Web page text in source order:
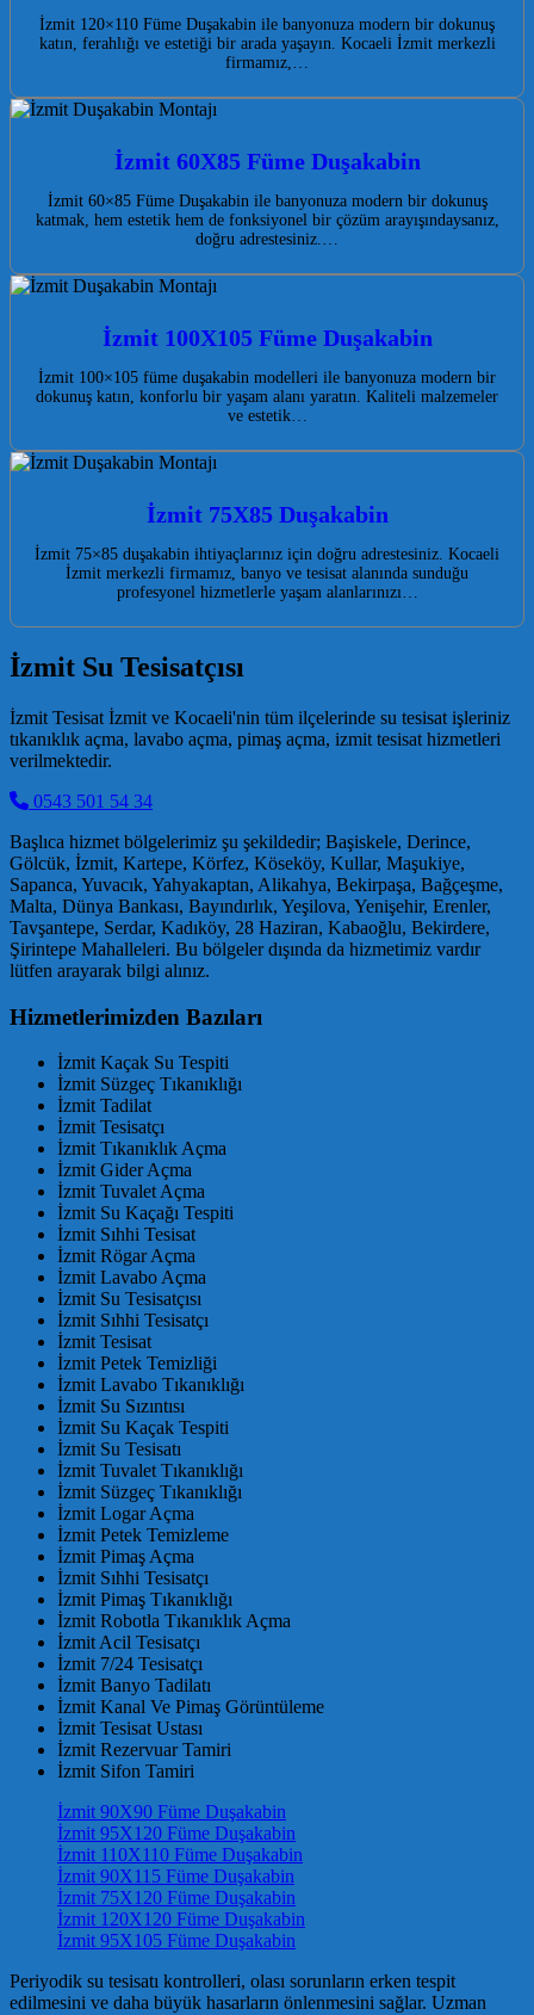
İzmit 120×110 Füme Duşakabin ile banyonuza modern bir dokunuş
katın, ferahlığı ve estetiği bir arada yaşayın. Kocaeli İzmit merkezli
firmamız,…
İzmit 60X85 Füme Duşakabin
İzmit 60×85 Füme Duşakabin ile banyonuza modern bir dokunuş
katmak, hem estetik hem de fonksiyonel bir çözüm arayışındaysanız,
doğru adrestesiniz.…
İzmit 100X105 Füme Duşakabin
İzmit 100×105 füme duşakabin modelleri ile banyonuza modern bir
dokunuş katın, konforlu bir yaşam alanı yaratın. Kaliteli malzemeler
ve estetik…
İzmit 75X85 Duşakabin
İzmit 75×85 duşakabin ihtiyaçlarınız için doğru adrestesiniz. Kocaeli
İzmit merkezli firmamız, banyo ve tesisat alanında sunduğu
profesyonel hizmetlerle yaşam alanlarınızı…
İzmit Su Tesisatçısı
İzmit Tesisat İzmit ve Kocaeli'nin tüm ilçelerinde su tesisat işleriniz
tıkanıklık açma, lavabo açma, pimaş açma, izmit tesisat hizmetleri
verilmektedir.
0543 501 54 34
Başlıca hizmet bölgelerimiz şu şekildedir; Başiskele, Derince,
Gölcük, İzmit, Kartepe, Körfez, Köseköy, Kullar, Maşukiye,
Sapanca, Yuvacık, Yahyakaptan, Alikahya, Bekirpaşa, Bağçeşme,
Malta, Dünya Bankası, Bayındırlık, Yeşilova, Yenişehir, Erenler,
Tavşantepe, Serdar, Kadıköy, 28 Haziran, Kabaoğlu, Bekirdere,
Şirintepe Mahalleleri. Bu bölgeler dışında da hizmetimiz vardır
lütfen arayarak bilgi alınız.
Hizmetlerimizden Bazıları
İzmit Kaçak Su Tespiti
İzmit Süzgeç Tıkanıklığı
İzmit Tadilat
İzmit Tesisatçı
İzmit Tıkanıklık Açma
İzmit Gider Açma
İzmit Tuvalet Açma
İzmit Su Kaçağı Tespiti
İzmit Sıhhi Tesisat
İzmit Rögar Açma
İzmit Lavabo Açma
İzmit Su Tesisatçısı
İzmit Sıhhi Tesisatçı
İzmit Tesisat
İzmit Petek Temizliği
İzmit Lavabo Tıkanıklığı
İzmit Su Sızıntısı
İzmit Su Kaçak Tespiti
İzmit Su Tesisatı
İzmit Tuvalet Tıkanıklığı
İzmit Süzgeç Tıkanıklığı
İzmit Logar Açma
İzmit Petek Temizleme
İzmit Pimaş Açma
İzmit Sıhhi Tesisatçı
İzmit Pimaş Tıkanıklığı
İzmit Robotla Tıkanıklık Açma
İzmit Acil Tesisatçı
İzmit 7/24 Tesisatçı
İzmit Banyo Tadilatı
İzmit Kanal Ve Pimaş Görüntüleme
İzmit Tesisat Ustası
İzmit Rezervuar Tamiri
İzmit Sifon Tamiri
İzmit 90X90 Füme Duşakabin
İzmit 95X120 Füme Duşakabin
İzmit 110X110 Füme Duşakabin
İzmit 90X115 Füme Duşakabin
İzmit 75X120 Füme Duşakabin
İzmit 120X120 Füme Duşakabin
İzmit 95X105 Füme Duşakabin
Periyodik su tesisatı kontrolleri, olası sorunların erken tespit
edilmesini ve daha büyük hasarların önlenmesini sağlar. Uzman